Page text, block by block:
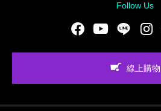
Follow Us
FacebookYoutubeLINE
線上購物